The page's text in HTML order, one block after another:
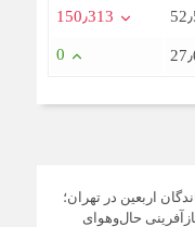
150٫313
0
اربعین در تهران؛
حال‌وهوای